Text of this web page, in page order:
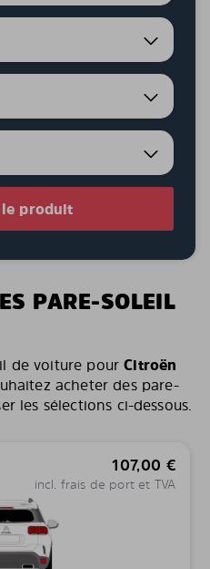
produit
PARE-SOLEIL
de voiture pourCitroën
acheter des pare-
les sélections ci-dessous.
107,00 €
incl. frais de port et TVA